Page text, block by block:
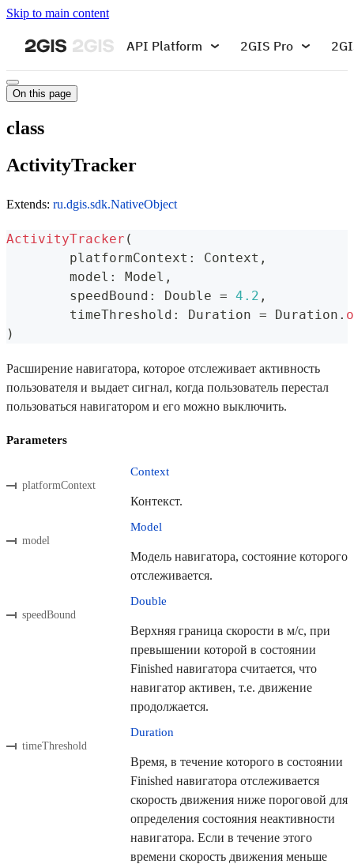
Skip to main content
API Platform 2GIS Pro
On this page
class
ActivityTracker
Extends: ru.dgis.sdk.NativeObject
ActivityTracker (
	platformContext
: Context ,
	model
: Model ,
	speedBound
: Double = 4.2 ,
	timeThreshold
: Duration = Duration .
)
Расширение навигатора, которое отслеживает активность
пользователя и выдает сигнал, когда пользователь перестал
пользоваться навигатором и его можно выключить.
Parameters
platformContext
Context
Контекст.
model
Model
Модель навигатора, состояние которого
отслеживается.
speedBound
Double
Верхняя граница скорости в м/с, при
превышении которой в состоянии
Finished навигатора считается, что
навигатор активен, т.е. движение
продолжается.
timeThreshold
Duration
Время, в течение которого в состоянии
Finished навигатора отслеживается
скорость движения ниже пороговой для
определения состояния неактивности
навигатора. Если в течение этого
времени скорость движения меньше